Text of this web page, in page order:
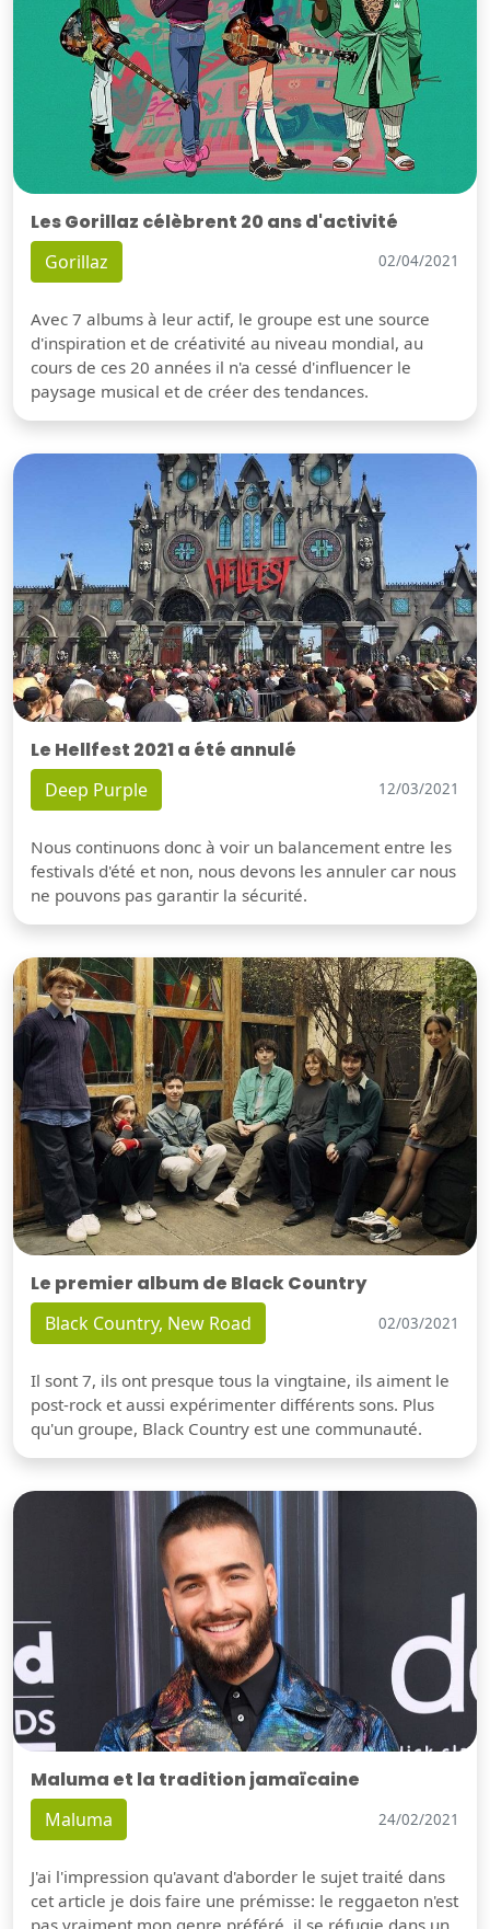
Les Gorillaz célèbrent 20 ans d'activité
Gorillaz 02/04/2021
Avec 7 albums à leur actif, le groupe est une source
d'inspiration et de créativité au niveau mondial, au
cours de ces 20 années il n'a cessé d'influencer le
paysage musical et de créer des tendances.
Le Hellfest 2021 a été annulé
Deep Purple 12/03/2021
Nous continuons donc à voir un balancement entre les
festivals d'été et non, nous devons les annuler car nous
ne pouvons pas garantir la sécurité.
Le premier album de Black Country
Black Country, New Road 02/03/2021
Il sont 7, ils ont presque tous la vingtaine, ils aiment le
post-rock et aussi expérimenter différents sons. Plus
qu'un groupe, Black Country est une communauté.
Maluma et la tradition jamaïcaine
Maluma 24/02/2021
J'ai l'impression qu'avant d'aborder le sujet traité dans
cet article je dois faire une prémisse: le reggaeton n'est